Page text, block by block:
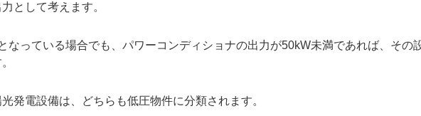
として考えます。
なっている場合でも、パワーコンディショナの出力が50kW未満であれば、その
発電設備は、どちらも低圧物件に分類されます。